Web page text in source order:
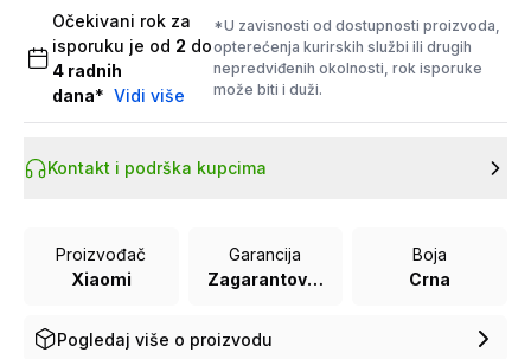
Očekivani rok za
isporuku je od 2 do
4 radnih
dana* Vidi više
*U zavisnosti od dostupnosti proizvoda,
opterećenja kurirskih službi ili drugih
nepredviđenih okolnosti, rok isporuke
može biti i duži.
Kontakt i podrška kupcima
Proizvođač
Xiaomi
Garancija
Zagarantovana sva prava kupaca po osnovu zakona o zaštiti potrošača
Boja
Crna
Pogledaj više o proizvodu